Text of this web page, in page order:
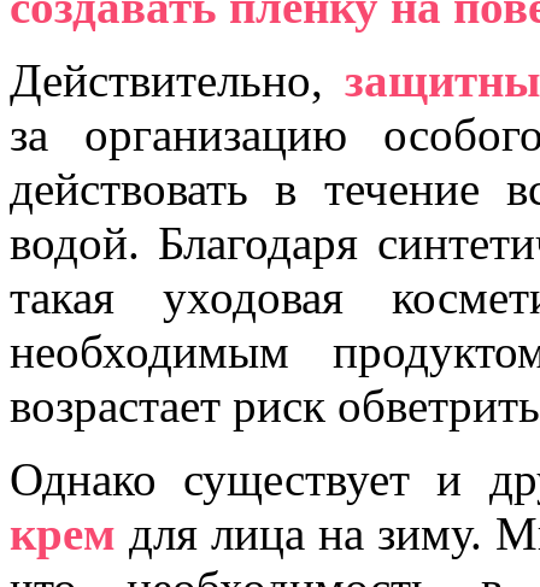
Действительно,
за организацию
действовать в течение
водой. Благодаря
такая уходовая
необходимым
возрастает риск
Однако существует и
крем для лица на зиму.